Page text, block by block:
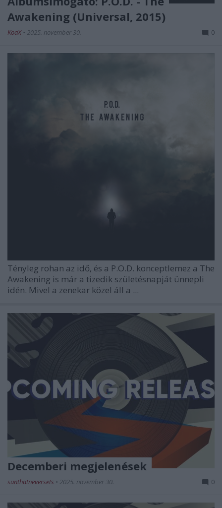
Awakening (Universal, 2015)
KoaX • 2025. november 30. 0
Tényleg rohan az idő, és a P.O.D. konceptlemez a The
Awakening is már a tizedik születésnapját ünnepli
idén. Mivel a zenekar közel áll a ...
Decemberi megjelenések
sunthatneversets • 2025. november 30. 0